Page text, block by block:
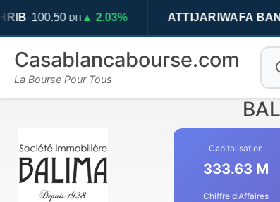
DH ▲ 2.03% ATTIJARIWAFA BANK·709.50DH
Casablancabourse.com
La Bourse Pour Tous
Capitalisation
333.63 M
Chiffre d'Affaires